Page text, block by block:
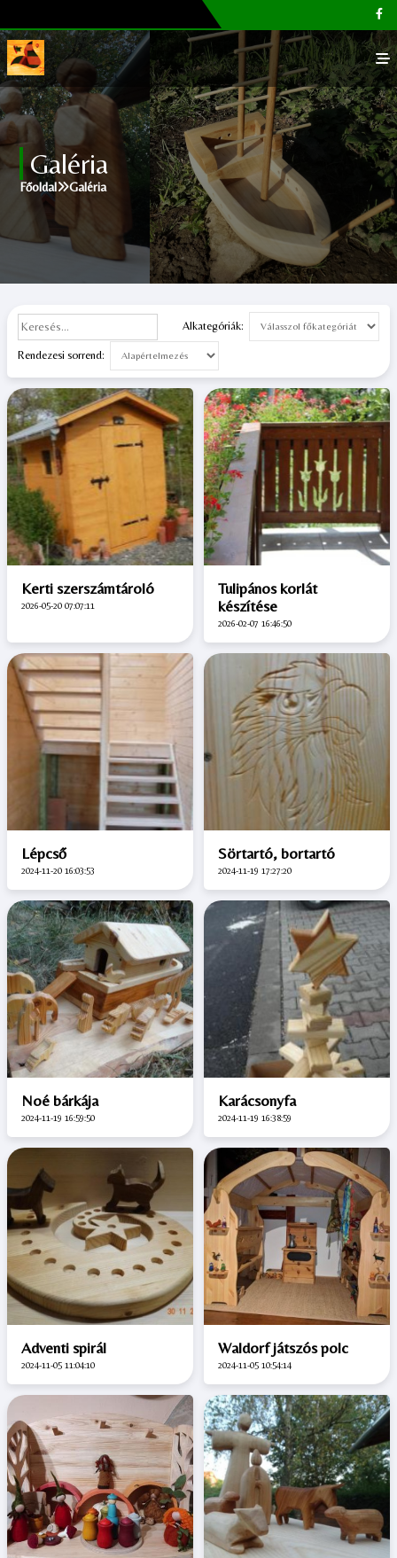
Főoldal
Galéria
Megvásárolható termékek
Cikkek, tippek
Galéria
Főoldal Galéria
Alkategóriák:
Rendezesi sorrend:
Kerti szerszámtároló
2026-05-20 07:07:11
Tulipános korlát
készítése
2026-02-07 16:46:50
Lépcső
2024-11-20 16:03:53
Sörtartó, bortartó
2024-11-19 17:27:20
Noé bárkája
2024-11-19 16:59:50
Karácsonyfa
2024-11-19 16:38:59
Adventi spirál
2024-11-05 11:04:10
Waldorf játszós polc
2024-11-05 10:54:14